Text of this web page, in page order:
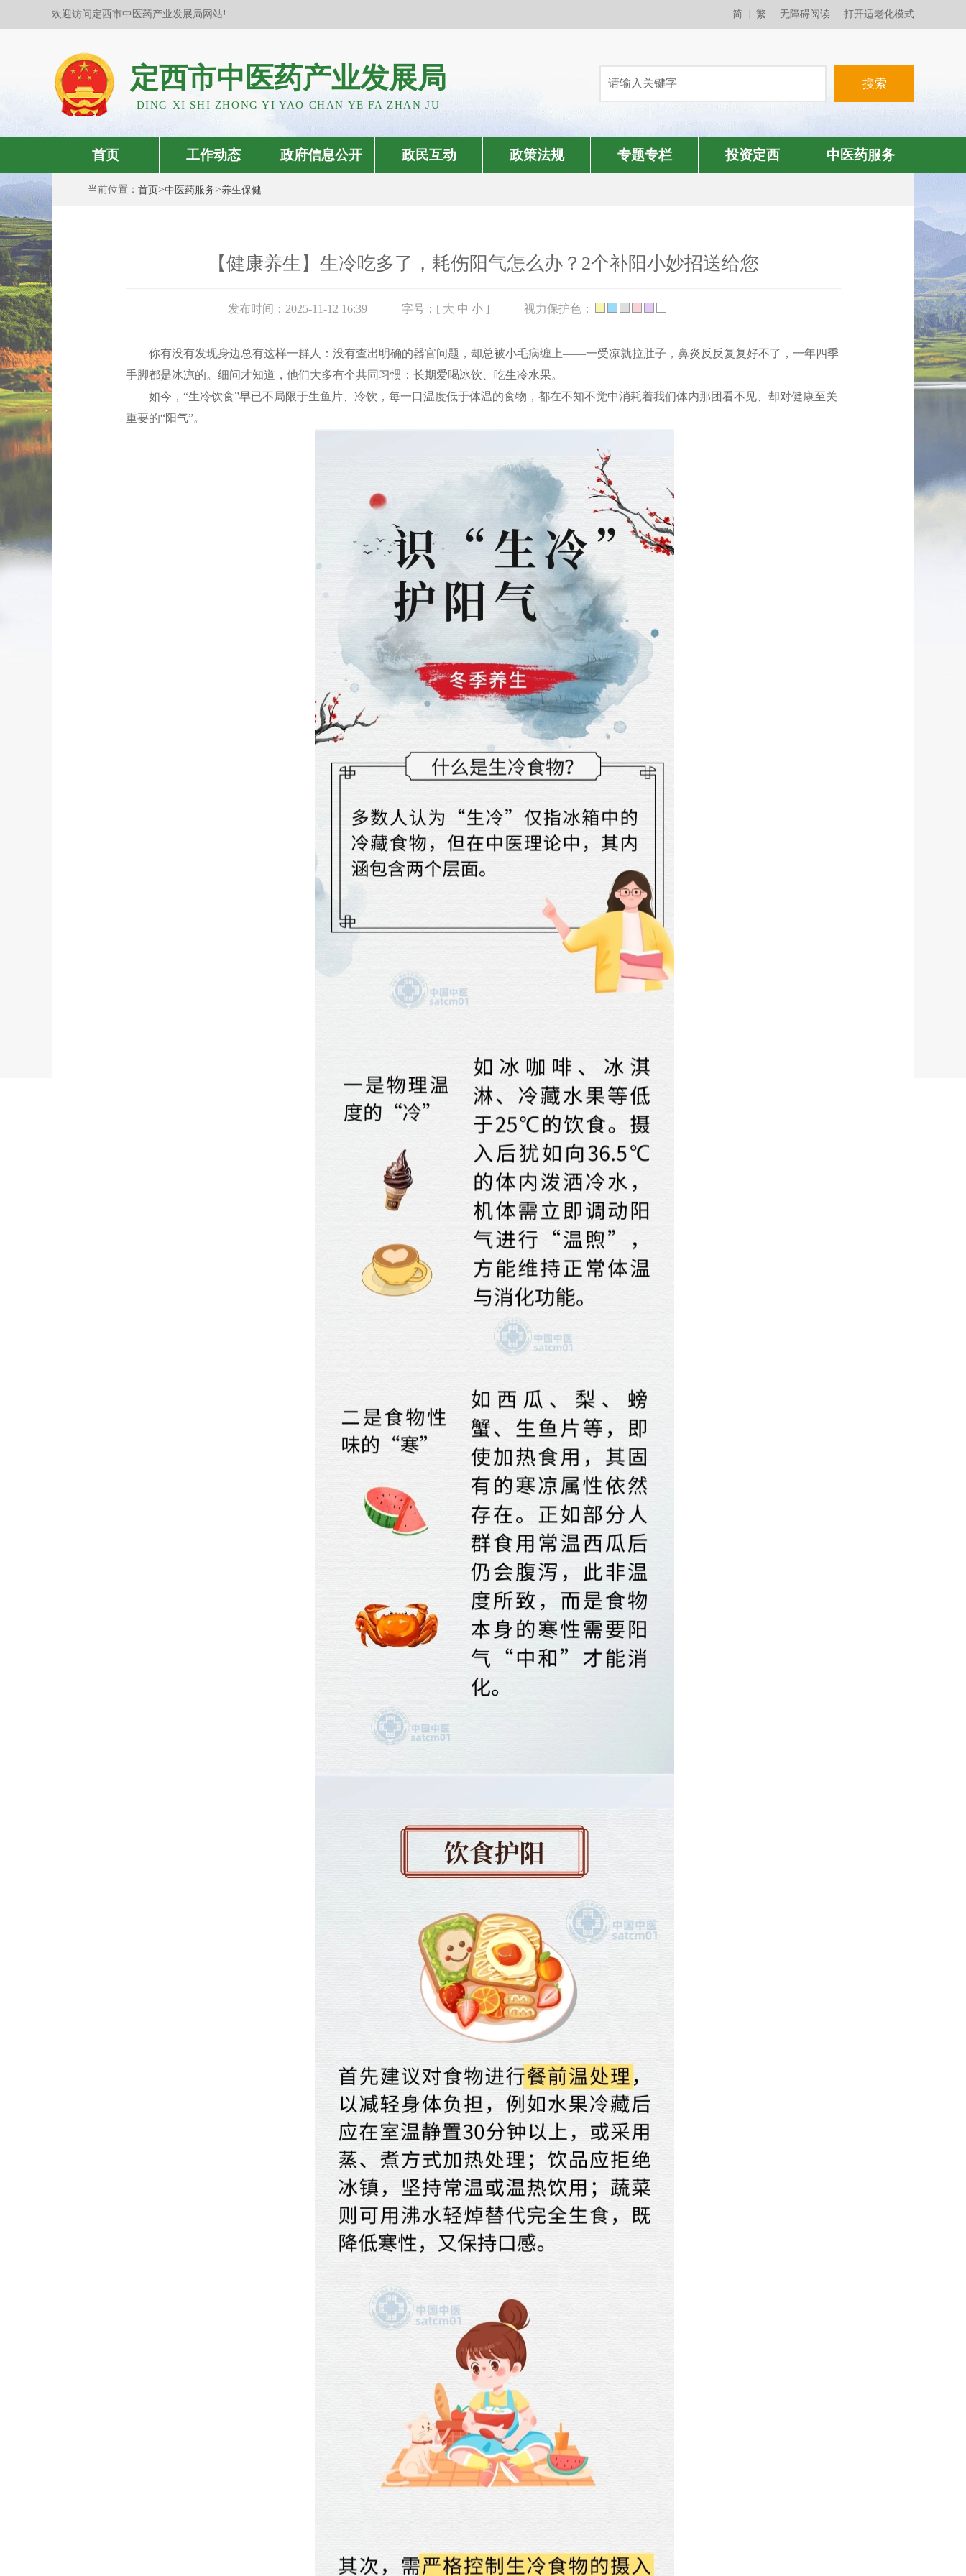
欢迎访问定西市中医药产业发展局网站! 简 繁 无障碍阅读 打开适老化模式
定西市中医药产业发展局
DING XI SHI ZHONG YI YAO CHAN YE FA ZHAN JU
首页 工作动态 政府信息公开 政民互动 政策法规 专题专栏 投资定西 中医药服务
当前位置： 首页>中医药服务>养生保健
【健康养生】生冷吃多了，耗伤阳气怎么办？2个补阳小妙招送给您
发布时间：2025-11-12 16:39 字号：[ 大 中 小 ] 视力保护色：
你有没有发现身边总有这样一群人：没有查出明确的器官问题，却总被小毛病缠上——一受凉就拉肚子，鼻炎反反复复好不了，一年四季
手脚都是冰凉的。细问才知道，他们大多有个共同习惯：长期爱喝冰饮、吃生冷水果。
如今，“生冷饮食”早已不局限于生鱼片、冷饮，每一口温度低于体温的食物，都在不知不觉中消耗着我们体内那团看不见、却对健康至关
重要的“阳气”。